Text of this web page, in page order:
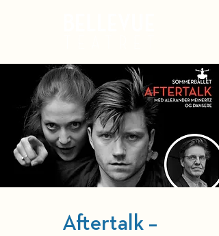
Aftertalk –